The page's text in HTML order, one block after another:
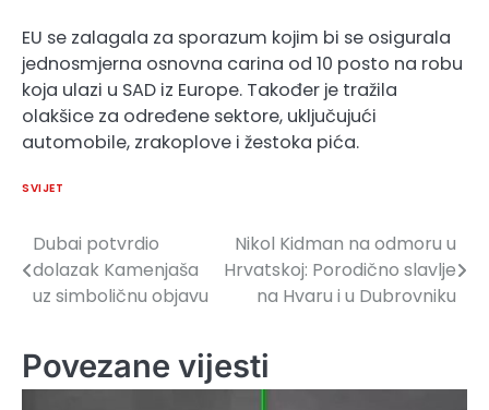
EU se zalagala za sporazum kojim bi se osigurala
jednosmjerna osnovna carina od 10 posto na robu
koja ulazi u SAD iz Europe. Također je tražila
olakšice za određene sektore, uključujući
automobile, zrakoplove i žestoka pića.
SVIJET
Navigacija
članaka
Dubai potvrdio
dolazak Kamenjaša
uz simboličnu objavu
Nikol Kidman na odmoru u
Hrvatskoj: Porodično slavlje
na Hvaru i u Dubrovniku
Povezane vijesti